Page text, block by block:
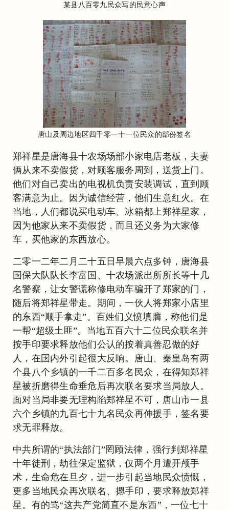
某县八百零九民众写的民意心声
唐山及周边地区四千零一十一位民众的部份签名
郑祥星是唐海县十农场场部小家电店老板，夫妻
俩从来不卖假货，对顾客服务周到，送货上门。
他们对自己卖出的电视机负责安装调试，直到顾
客满意为止。因为诚信经营，他们生意红火。在
当地，人们都说买电动车、冰箱都上郑祥星家，
因为他家从来不卖假货，而且还义务为大家修
车，买他家的东西放心。
二零一二年二月二十五日早晨六点多钟，唐海县
国保大队队长李富国、十农场派出所所长等十几
名警察，让女警谎称修电动车骗开了郑家的门，
随后将郑祥星带走。期间，一伙人将郑家小店里
的东西“顺手拿走”。百姓们义愤填膺，称他们是
一帮“超级土匪”。当地五百六十二位民众联名并
按手印要求释放他们公认的按着真善忍做的好
人，在国内外引起很大反响。唐山、秦皇岛有两
个县八个乡镇的一千二百多名民众，在得知郑祥
星被折磨得生命垂危后再次联名要求当局放人。
面对当局非要无理构陷郑祥星不可，唐山市一县
六个乡镇的九百七十九名民众再伸援手，签名要
求无罪释放。
中共所谓的“执法部门”罔顾法律，强行判郑祥星
十年徒刑，劫往保定监狱，仅两个月遭开颅手
术，生命危在旦夕，进一步引起当地民众愤慨，
更多当地民众再次联名、摁手印，要求释放郑祥
星。有的骂“这共产党简直不是东西”，一位七十